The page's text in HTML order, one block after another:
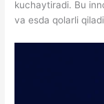
kuchaytiradi. Bu
va esda qolarli